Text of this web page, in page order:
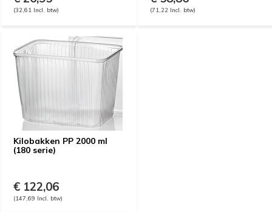
(32,61 Incl. btw) (71,22 Incl. btw)
Kilobakken PP 2000 ml
(180 serie)
€ 122,06
(147,69 Incl. btw)